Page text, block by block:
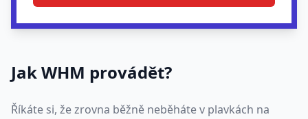
Jak WHM provádět?
Říkáte si, že zrovna běžně neběháte v plavkách na